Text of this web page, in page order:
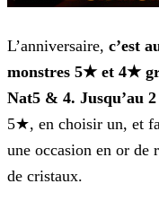
L’anniversaire, c’est
monstres 5★ et 4★
Nat5 & 4. Jusqu’au
5★, en choisir un, et
une occasion en or de
de cristaux.